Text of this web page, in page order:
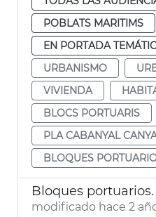
POBLATS MARITIMS
EN PORTADA
URBANISMO
VIVIENDA
BLOCS PORTUARIS
PLA CABANYAL
BLOQUES
Bloques
modificado hace 2